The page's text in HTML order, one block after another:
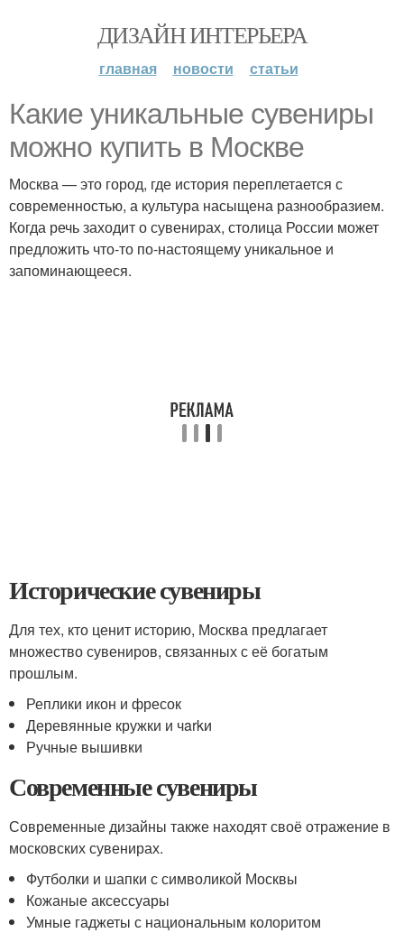
ДИЗАЙН ИНТЕРЬЕРА
главная новости статьи
Какие уникальные сувениры
можно купить в Москве
Москва — это город, где история переплетается с
современностью, а культура насыщена разнообразием.
Когда речь заходит о сувенирах, столица России может
предложить что-то по-настоящему уникальное и
запоминающееся.
Исторические сувениры
Для тех, кто ценит историю, Москва предлагает
множество сувениров, связанных с её богатым
прошлым.
Реплики икон и фресок
Деревянные кружки и чarkи
Ручные вышивки
Современные сувениры
Современные дизайны также находят своё отражение в
московских сувенирах.
Футболки и шапки с символикой Москвы
Кожаные аксессуары
Умные гаджеты с национальным колоритом